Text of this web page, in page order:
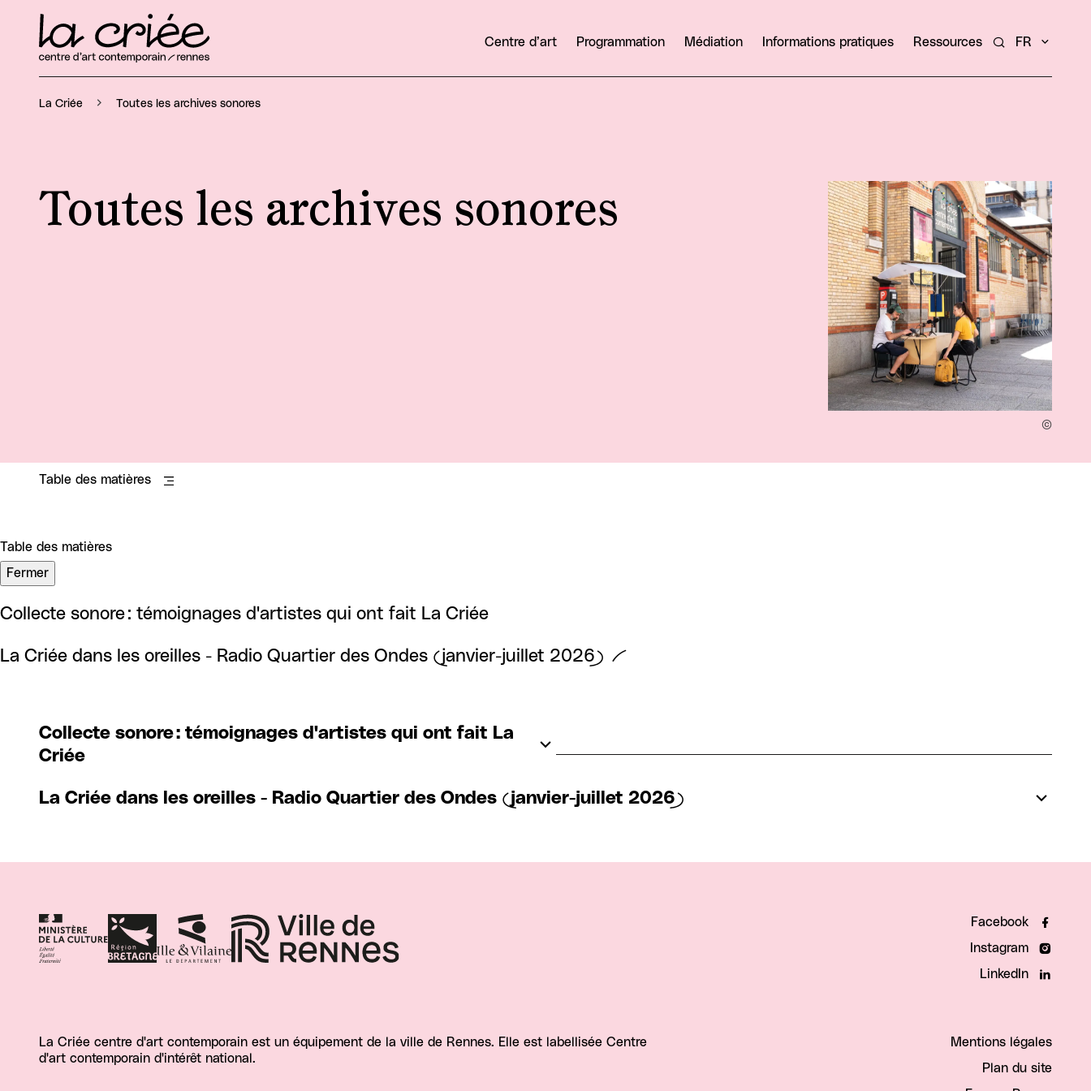
Centre d’art Programmation Médiation Informations pratiques Ressources Rechercher un
FR
La Criée Toutes les archives sonores
Toutes les archives sonores Agrandir
Table des matières
Table des matières
Fermer
Collecte sonore : témoignages d'artistes qui ont fait La Criée
La Criée dans les oreilles - Radio Quartier des Ondes (janvier-juillet 2026)
Collecte sonore : témoignages d'artistes qui ont fait La
Criée
La Criée dans les oreilles - Radio Quartier des Ondes (janvier-juillet 2026)
Facebook
Instagram
LinkedIn
La Criée centre d'art contemporain est un équipement de la ville de Rennes. Elle est labellisée Centre
d'art contemporain d'intérêt national.
Mentions légales
Plan du site